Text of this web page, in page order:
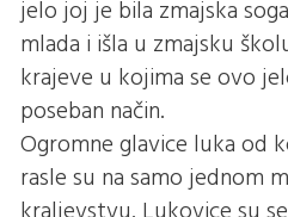
jelo joj je bila zmajska
mlada i išla u zmajsku
krajeve u kojima se ovo
poseban način.
Ogromne glavice luka od
rasle su na samo jednom